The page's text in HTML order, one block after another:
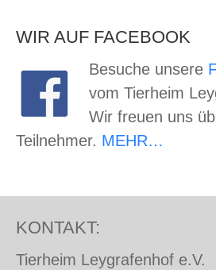
WIR AUF FACEBOOK
Besuche unsere
vom Tierheim
Wir freuen uns
Teilnehmer. MEHR…
KONTAKT:
Tierheim Leygrafenhof e.V.